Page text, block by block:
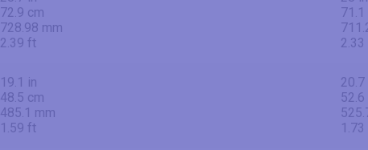
72.9 cm
728.98 mm
2.39 ft
71.1
19.1 in
48.5 cm
485.1 mm
1.59 ft
20.7
52.6